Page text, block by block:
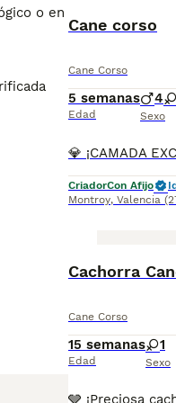
o en el
Cane corso
Cane Corso
5 semanas
Edad
4
Sexo
CriadorCon Afijo
Montroy, Valencia
Cachorra
Cane Corso
15 semanas
Edad
1
Sexo